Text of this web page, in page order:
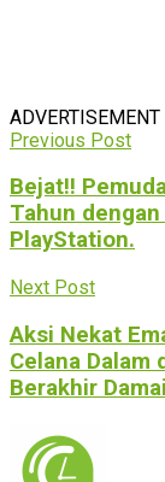
ADVERTISEMENT
Previous Post
Bejat!!
Tahun
PlayStation.
Next Post
Aksi Nekat
Celana Dalam
Berakhir Damai